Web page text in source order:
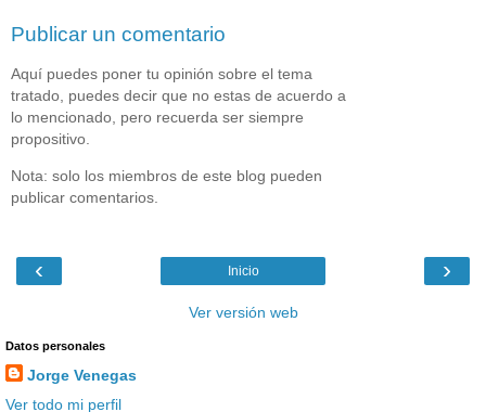
Publicar un comentario
Aquí puedes poner tu opinión sobre el tema
tratado, puedes decir que no estas de acuerdo a
lo mencionado, pero recuerda ser siempre
propositivo.
Nota: solo los miembros de este blog pueden
publicar comentarios.
‹ ›
Inicio
Ver versión web
Datos personales
Jorge Venegas
Ver todo mi perfil